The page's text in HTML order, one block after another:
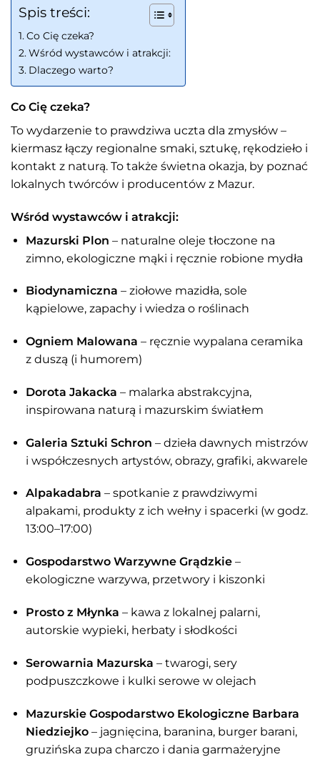
Spis treści:
Co Cię czeka?
Wśród wystawców i atrakcji:
Dlaczego warto?
Co Cię czeka?
To wydarzenie to prawdziwa uczta dla zmysłów –
kiermasz łączy regionalne smaki, sztukę, rękodzieło i
kontakt z naturą. To także świetna okazja, by poznać
lokalnych twórców i producentów z Mazur.
Wśród wystawców i atrakcji:
Mazurski Plon – naturalne oleje tłoczone na
zimno, ekologiczne mąki i ręcznie robione mydła
Biodynamiczna – ziołowe mazidła, sole
kąpielowe, zapachy i wiedza o roślinach
Ogniem Malowana – ręcznie wypalana ceramika
z duszą (i humorem)
Dorota Jakacka – malarka abstrakcyjna,
inspirowana naturą i mazurskim światłem
Galeria Sztuki Schron – dzieła dawnych mistrzów
i współczesnych artystów, obrazy, grafiki, akwarele
Alpakadabra – spotkanie z prawdziwymi
alpakami, produkty z ich wełny i spacerki (w godz.
13:00–17:00)
Gospodarstwo Warzywne Grądzkie–
ekologiczne warzywa, przetwory i kiszonki
Prosto z Młynka – kawa z lokalnej palarni,
autorskie wypieki, herbaty i słodkości
Serowarnia Mazurska – twarogi, sery
podpuszczkowe i kulki serowe w olejach
Mazurskie Gospodarstwo Ekologiczne Barbara
Niedziejko– jagnięcina, baranina, burger barani,
gruzińska zupa charczo i dania garmażeryjne